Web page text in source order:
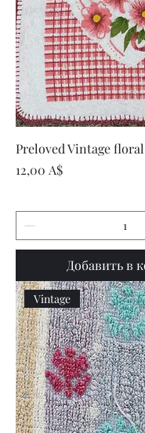
Preloved Vintage
Цена
12,00 A$
Добавить в
Vintage